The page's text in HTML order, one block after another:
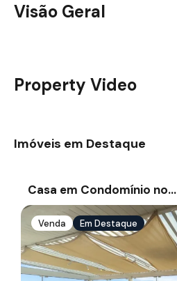
Visão Geral
Property Video
Imóveis em Destaque
Casa em Condomínio no…
Venda Em Destaque